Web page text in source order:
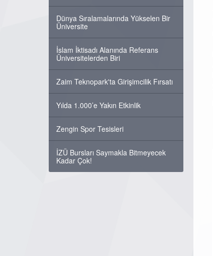
Dünya Sıralamalarında Yükselen Bir
Üniversite
İslam İktisadı Alanında Referans
Üniversitelerden Biri
Zaim Teknopark'ta Girişimcilik Fırsatı
Yılda 1.000’e Yakın Etkinlik
Zengin Spor Tesisleri
İZÜ Bursları Saymakla Bitmeyecek
Kadar Çok!